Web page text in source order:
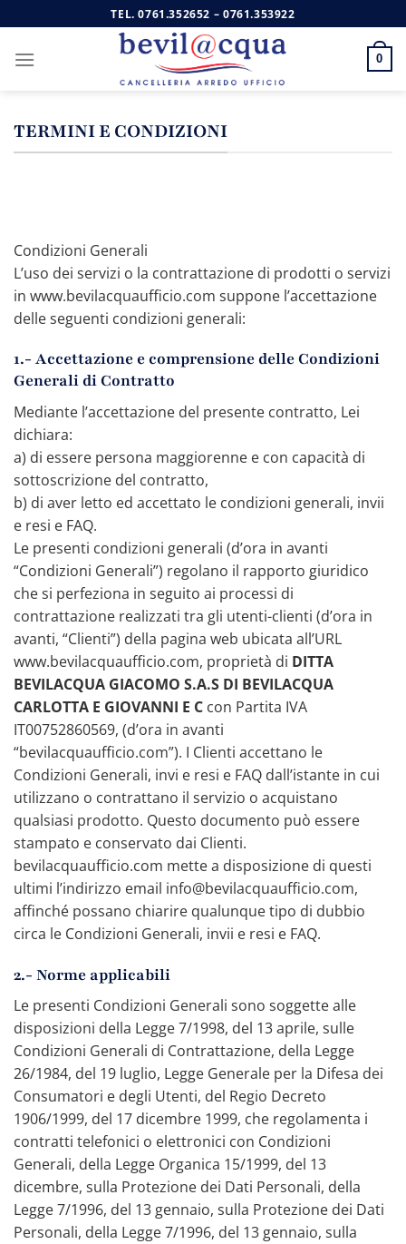
ai
contenuti
TEL.0761.352652 – 0761.353922
0
TERMINI E CONDIZIONI
Condizioni Generali
L’uso dei servizi o la contrattazione di prodotti o servizi
in www.bevilacquaufficio.com suppone l’accettazione
delle seguenti condizioni generali:
1.- Accettazione e comprensione delle Condizioni
Generali di Contratto
Mediante l’accettazione del presente contratto, Lei
dichiara:
a) di essere persona maggiorenne e con capacità di
sottoscrizione del contratto,
b) di aver letto ed accettato le condizioni generali, invii
e resi e FAQ.
Le presenti condizioni generali (d’ora in avanti
“Condizioni Generali”) regolano il rapporto giuridico
che si perfeziona in seguito ai processi di
contrattazione realizzati tra gli utenti-clienti (d’ora in
avanti, “Clienti”) della pagina web ubicata all’URL
www.bevilacquaufficio.com, proprietà di DITTA
BEVILACQUA GIACOMO S.A.S DI BEVILACQUA
CARLOTTA E GIOVANNI E C con Partita IVA
IT00752860569, (d’ora in avanti
“bevilacquaufficio.com”). I Clienti accettano le
Condizioni Generali, invi e resi e FAQ dall’istante in cui
utilizzano o contrattano il servizio o acquistano
qualsiasi prodotto. Questo documento può essere
stampato e conservato dai Clienti.
bevilacquaufficio.com mette a disposizione di questi
ultimi l’indirizzo email info@bevilacquaufficio.com,
affinché possano chiarire qualunque tipo di dubbio
circa le Condizioni Generali, invii e resi e FAQ.
2.- Norme applicabili
Le presenti Condizioni Generali sono soggette alle
disposizioni della Legge 7/1998, del 13 aprile, sulle
Condizioni Generali di Contrattazione, della Legge
26/1984, del 19 luglio, Legge Generale per la Difesa dei
Consumatori e degli Utenti, del Regio Decreto
1906/1999, del 17 dicembre 1999, che regolamenta i
contratti telefonici o elettronici con Condizioni
Generali, della Legge Organica 15/1999, del 13
dicembre, sulla Protezione dei Dati Personali, della
Legge 7/1996, del 13 gennaio, sulla Protezione dei Dati
Personali, della Legge 7/1996, del 13 gennaio, sulla